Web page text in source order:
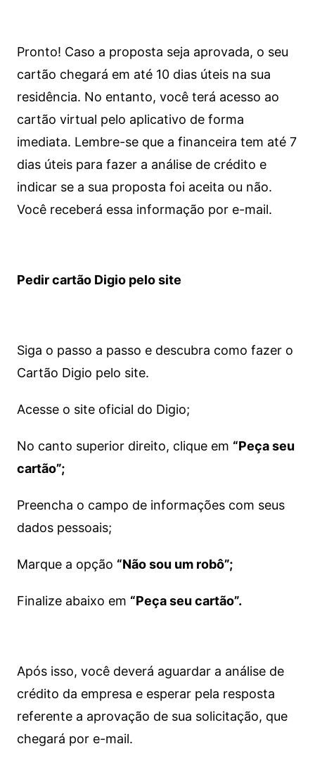
Pronto! Caso a proposta seja aprovada, o seu
cartão chegará em até 10 dias úteis na sua
residência. No entanto, você terá acesso ao
cartão virtual pelo aplicativo de forma
imediata. Lembre-se que a financeira tem até 7
dias úteis para fazer a análise de crédito e
indicar se a sua proposta foi aceita ou não.
Você receberá essa informação por e-mail.
Pedir cartão Digio pelo site
Siga o passo a passo e descubra como fazer o
Cartão Digio pelo site.
Acesse o site oficial do Digio;
No canto superior direito, clique em “Peça seu
cartão”;
Preencha o campo de informações com seus
dados pessoais;
Marque a opção “Não sou um robô”;
Finalize abaixo em “Peça seu cartão”.
Após isso, você deverá aguardar a análise de
crédito da empresa e esperar pela resposta
referente a aprovação de sua solicitação, que
chegará por e-mail.